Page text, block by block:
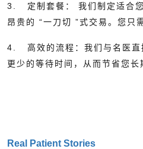
3. 定制套餐：
我们制定适合
昂贵的 “一刀切 ”式交易。您只
4. 高效的流程： 我们与名医
更少的等待时间，从而节省您长
Real Patient Stories